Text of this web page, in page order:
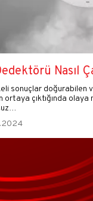
Nasıl
sonuçlar doğurabilen
ortaya çıktığında